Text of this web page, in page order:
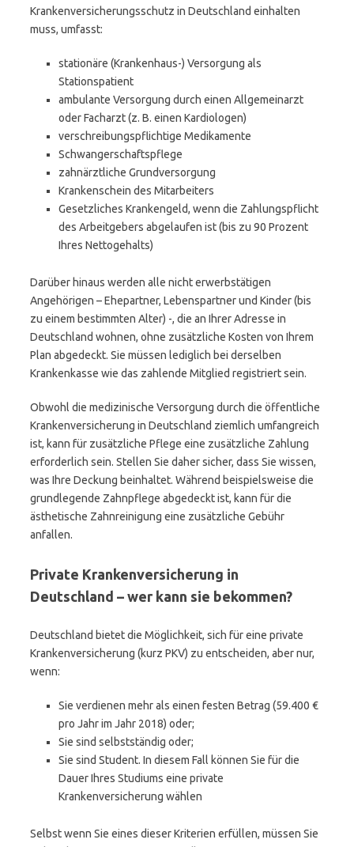
Krankenversicherungsschutz in Deutschland einhalten
muss, umfasst:
stationäre (Krankenhaus-) Versorgung als
Stationspatient
ambulante Versorgung durch einen Allgemeinarzt
oder Facharzt (z. B. einen Kardiologen)
verschreibungspflichtige Medikamente
Schwangerschaftspflege
zahnärztliche Grundversorgung
Krankenschein des Mitarbeiters
Gesetzliches Krankengeld, wenn die Zahlungspflicht
des Arbeitgebers abgelaufen ist (bis zu 90 Prozent
Ihres Nettogehalts)
Darüber hinaus werden alle nicht erwerbstätigen
Angehörigen – Ehepartner, Lebenspartner und Kinder (bis
zu einem bestimmten Alter) -, die an Ihrer Adresse in
Deutschland wohnen, ohne zusätzliche Kosten von Ihrem
Plan abgedeckt. Sie müssen lediglich bei derselben
Krankenkasse wie das zahlende Mitglied registriert sein.
Obwohl die medizinische Versorgung durch die öffentliche
Krankenversicherung in Deutschland ziemlich umfangreich
ist, kann für zusätzliche Pflege eine zusätzliche Zahlung
erforderlich sein. Stellen Sie daher sicher, dass Sie wissen,
was Ihre Deckung beinhaltet. Während beispielsweise die
grundlegende Zahnpflege abgedeckt ist, kann für die
ästhetische Zahnreinigung eine zusätzliche Gebühr
anfallen.
Private Krankenversicherung in
Deutschland – wer kann sie bekommen?
Deutschland bietet die Möglichkeit, sich für eine private
Krankenversicherung (kurz PKV) zu entscheiden, aber nur,
wenn:
Sie verdienen mehr als einen festen Betrag (59.400 €
pro Jahr im Jahr 2018) oder;
Sie sind selbstständig oder;
Sie sind Student. In diesem Fall können Sie für die
Dauer Ihres Studiums eine private
Krankenversicherung wählen
Selbst wenn Sie eines dieser Kriterien erfüllen, müssen Sie